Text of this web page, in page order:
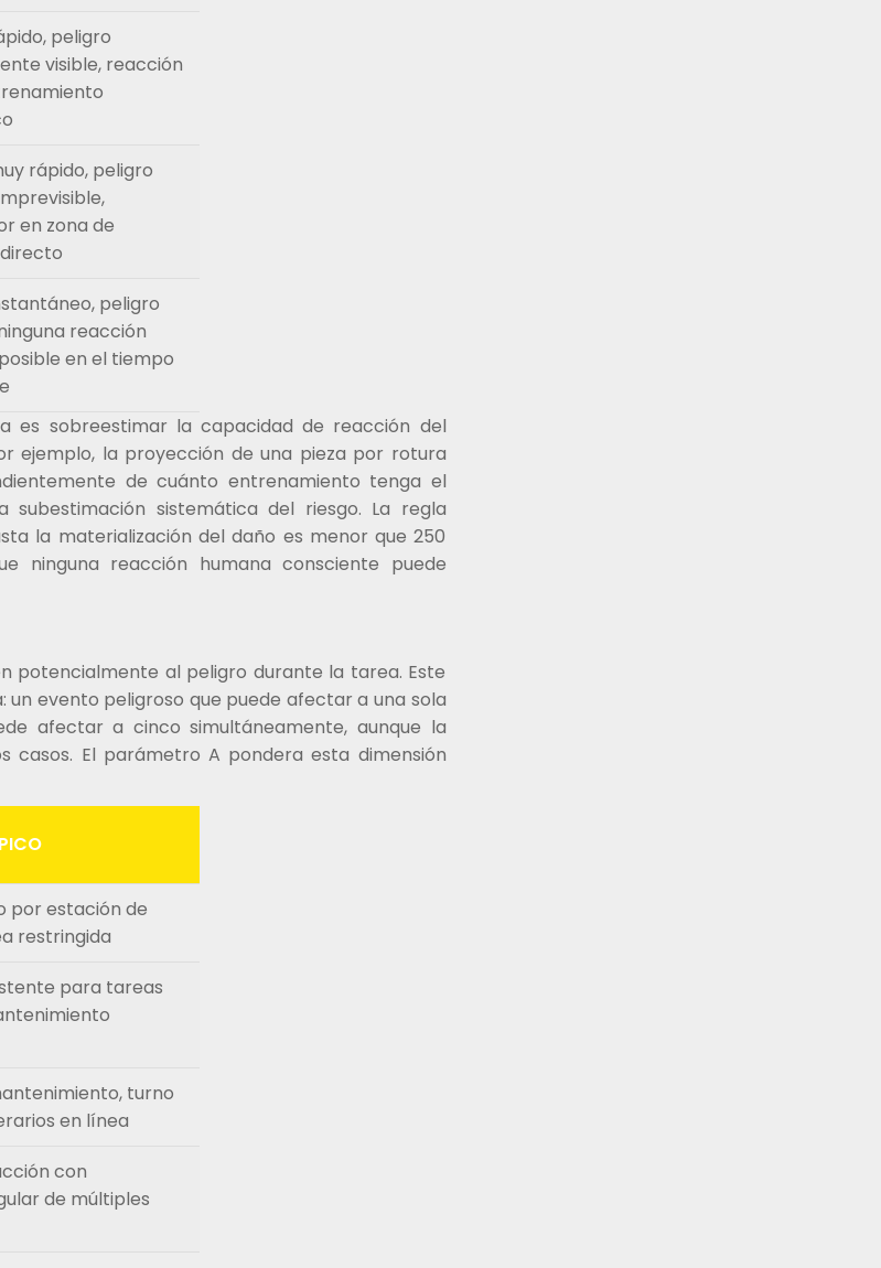
peligro
visible, reacción
rápido, peligro
en zona de
peligro
reacción
en el tiempo
es sobreestimar la capacidad de reacción del
ejemplo, la proyección de una pieza por rotura
de cuánto entrenamiento tenga el
sistemática del riesgo. La regla
la materialización del daño es menor que 250
ninguna reacción humana consciente puede
potencialmente al peligro durante la tarea. Este
evento peligroso que puede afectar a una sola
afectar a cinco simultáneamente, aunque la
casos. El parámetro A pondera esta dimensión
por estación de
restringida
para tareas
turno
en línea
con
de múltiples